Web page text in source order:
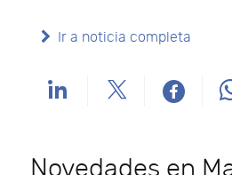
Ir a noticia completa